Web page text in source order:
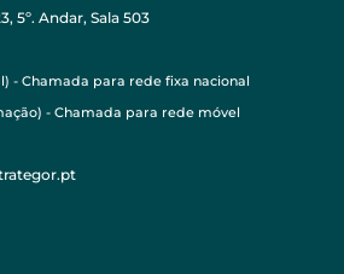
5º. Andar, Sala 503
- Chamada para rede fixa nacional
- Chamada para rede móvel